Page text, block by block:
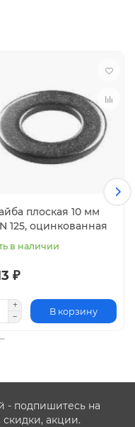
плоская 10 мм
125, оцинкованная
в наличии
₽
В корзину
- подпишитесь на
акции.